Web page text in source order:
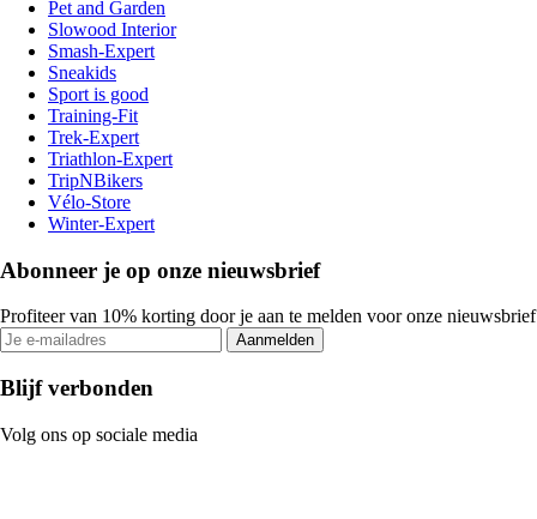
Pet and Garden
Slowood Interior
Smash-Expert
Sneakids
Sport is good
Training-Fit
Trek-Expert
Triathlon-Expert
TripNBikers
Vélo-Store
Winter-Expert
Abonneer je op onze nieuwsbrief
Profiteer van 10% korting door je aan te melden voor onze nieuwsbrief
Aanmelden
Blijf verbonden
Volg ons op sociale media